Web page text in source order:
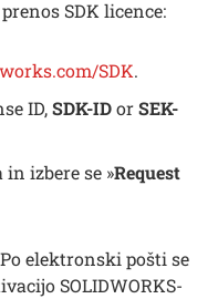
SDK licence:
SDK.
ID,SDK-IDorSEK-
izbere se »Request
elektronski pošti se
SOLIDWORKS-